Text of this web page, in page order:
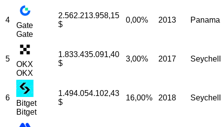
4
Gate
Gate
2.562.213.958,15
$
0,00% 2013 Panama
5
OKX
OKX
1.833.435.091,40
$
3,00% 2017
6
Bitget
Bitget
1.494.054.102,43
$
16,00% 2018